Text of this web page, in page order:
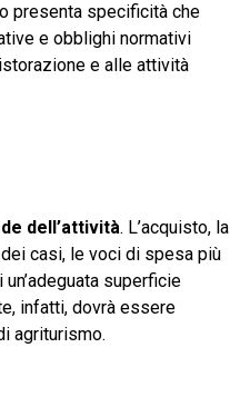
presenta specificità che
e obblighi normativi
e alle attività
dell’attività. L’acquisto, la
casi, le voci di spesa più
superficie
infatti, dovrà essere
agriturismo.